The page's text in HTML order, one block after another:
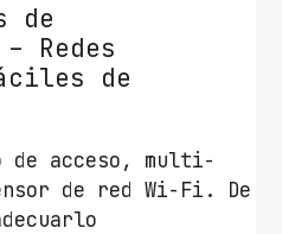
de
Redes
de
de acceso, multi-
de red Wi-Fi. De